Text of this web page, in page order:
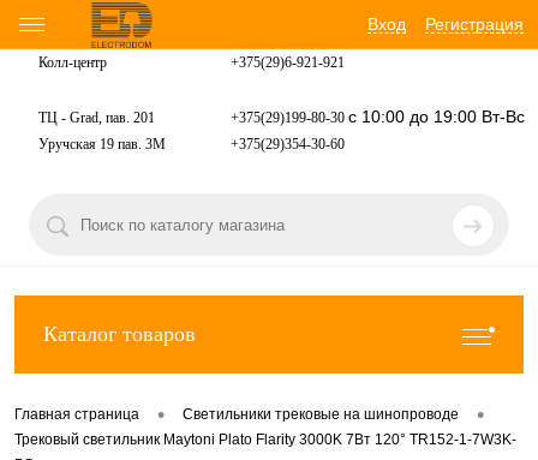
Вход Регистрация
Колл-центр +375(29)6-921-921
ТЦ - Grad, пав. 201 +375(29)199-80-30 с 10:00 до 19:00 Вт-Вс
Уручская 19 пав. 3М +375(29)354-30-60
Каталог товаров
Главная страница • Светильники трековые на шинопроводе •
Трековый светильник Maytoni Plato Flarity 3000K 7Вт 120° TR152-1-7W3K-